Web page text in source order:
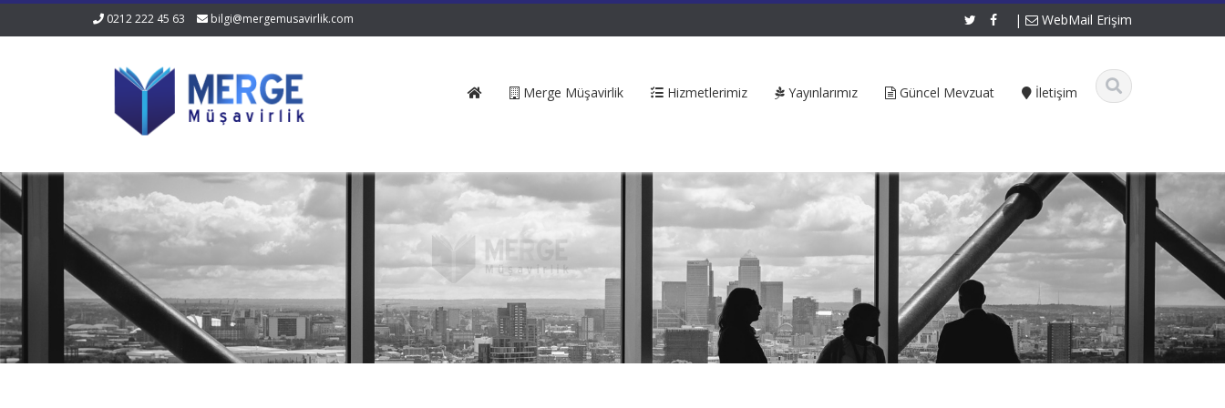
0212 222 45 63 bilgi@mergemusavirlik.com | WebMail Erişim
Merge Müşavirlik Hizmetlerimiz Yayınlarımız Güncel Mevzuat İletişim